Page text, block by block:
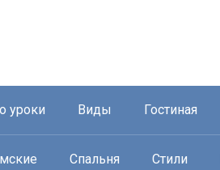
уроки Виды Гостиная
Спальня Стили